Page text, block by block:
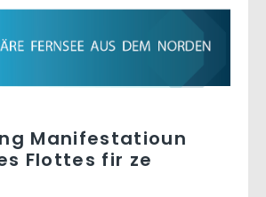
Manifestatioun
Flottes fir ze